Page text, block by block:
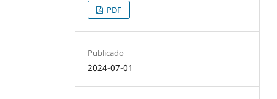
PDF
Publicado
2024-07-01